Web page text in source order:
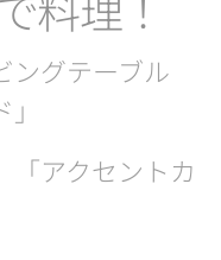
ングテーブル
「アクセントカ